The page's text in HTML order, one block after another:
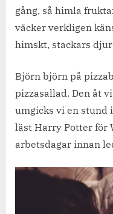
gång, så himla
väcker verkligen
himskt, stackars
Björn björn på
pizzasallad. Den åt
umgicks vi en stund
läst Harry Potter för
arbetsdagar innan